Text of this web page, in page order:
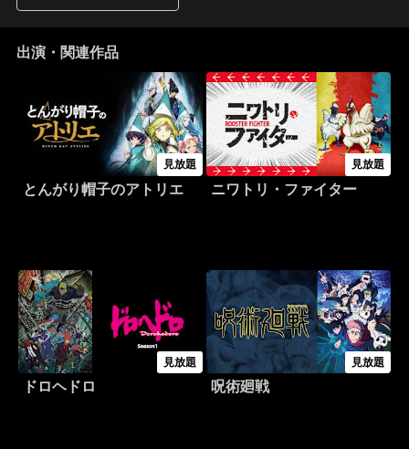
出演・関連作品
見放題
とんがり帽子のアトリエ
見放題
ニワトリ・ファイター
見放題
ドロヘドロ
見放題
呪術廻戦